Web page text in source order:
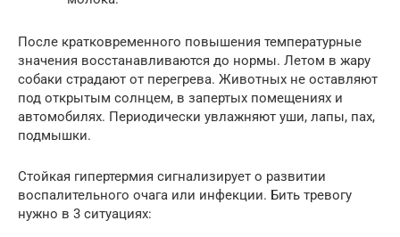
После кратковременного повышения температурные
значения восстанавливаются до нормы. Летом в жару
собаки страдают от перегрева. Животных не оставляют
под открытым солнцем, в запертых помещениях и
автомобилях. Периодически увлажняют уши, лапы, пах,
подмышки.
Стойкая гипертермия сигнализирует о развитии
воспалительного очага или инфекции. Бить тревогу
нужно в 3 ситуациях: